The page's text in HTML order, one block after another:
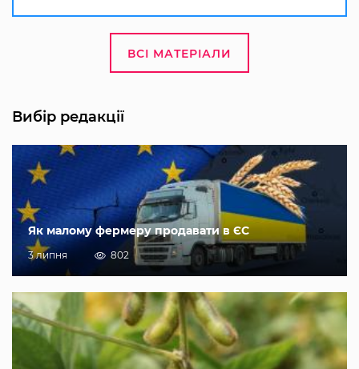
ВСІ МАТЕРІАЛИ
Вибір редакції
Як малому фермеру продавати в ЄС
3 липня 802